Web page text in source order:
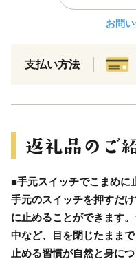
お問
支払い方法
■手元スイッチでこまめに
手元のスイッチを押すだ
に止めることができます
中など、目を閉じたまま
止める習慣が自然と身に